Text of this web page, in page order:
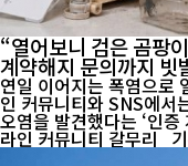
“열어보니 검은 곰팡
계약해지 문의까지 빗
연일 이어지는 폭염으로
인 커뮤니티와 SNS에서
오염을 발견했다는 ‘인증 게
라